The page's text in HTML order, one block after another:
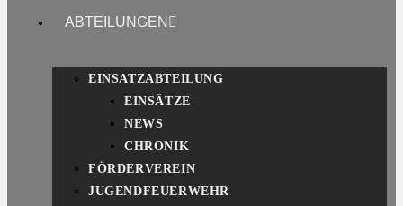
ABTEILUNGEN
EINSATZABTEILUNG
EINSÄTZE
NEWS
CHRONIK
FÖRDERVEREIN
JUGENDFEUERWEHR